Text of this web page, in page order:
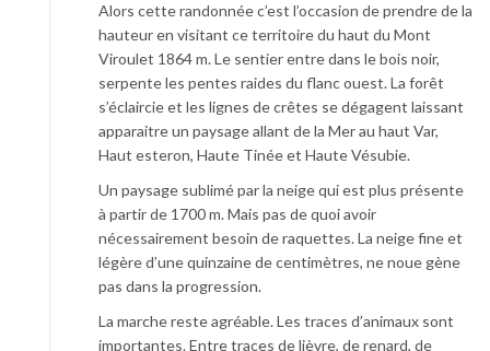
Alors cette randonnée c’est l’occasion de prendre de la
hauteur en visitant ce territoire du haut du Mont
Viroulet 1864 m. Le sentier entre dans le bois noir,
serpente les pentes raides du flanc ouest. La forêt
s’éclaircie et les lignes de crêtes se dégagent laissant
apparaitre un paysage allant de la Mer au haut Var,
Haut esteron, Haute Tinée et Haute Vésubie.
Un paysage sublimé par la neige qui est plus présente
à partir de 1700 m. Mais pas de quoi avoir
nécessairement besoin de raquettes. La neige fine et
légère d’une quinzaine de centimètres, ne noue gène
pas dans la progression.
La marche reste agréable. Les traces d’animaux sont
importantes. Entre traces de lièvre, de renard, de